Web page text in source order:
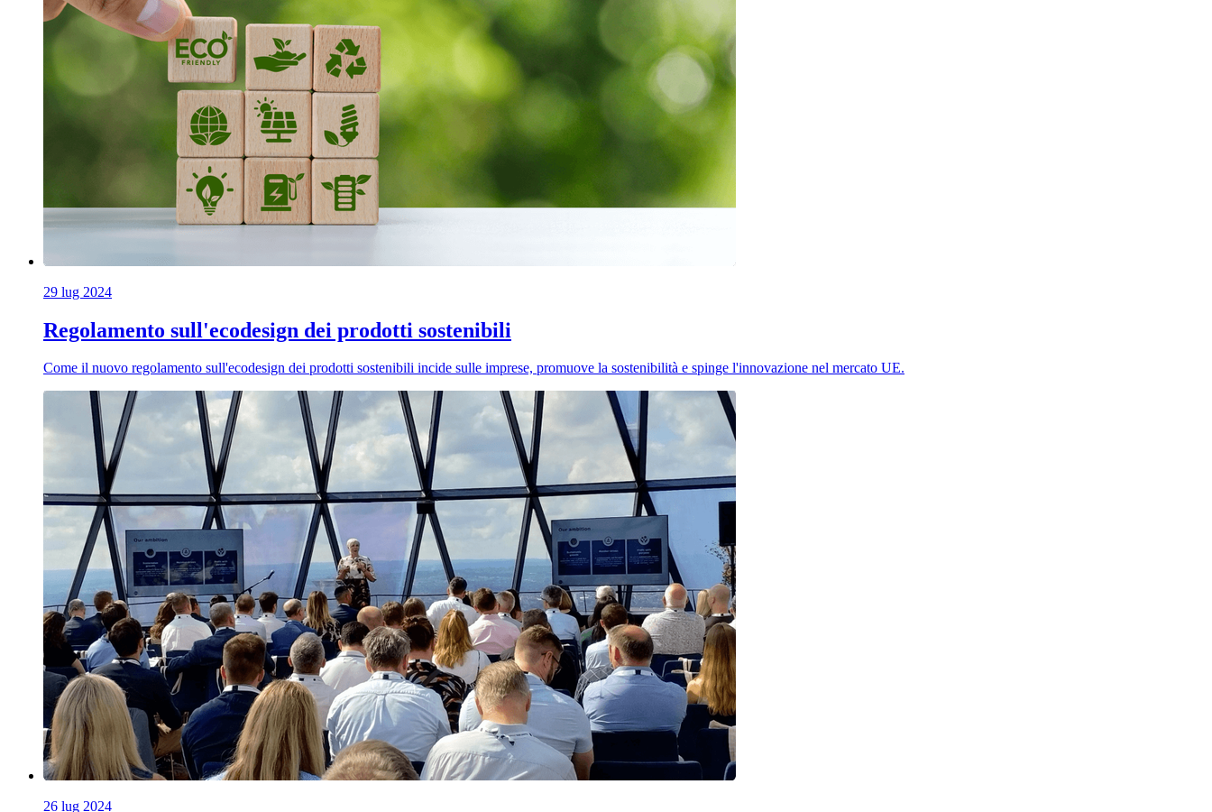
29 lug 2024
Regolamento sull'ecodesign dei prodotti sostenibili
Come il nuovo regolamento sull'ecodesign dei prodotti sostenibili incide sulle imprese, promuove la sostenibilità e spinge l'innovazione nel mercato UE.
26 lug 2024